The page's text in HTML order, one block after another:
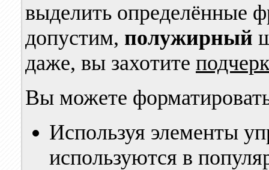
выделить определённые
допустим, полужирный
даже, вы захотите
Вы можете
Используя элементы
используются в